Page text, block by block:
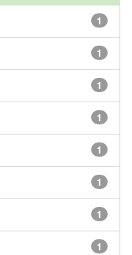
1
1
1
1
1
1
1
1